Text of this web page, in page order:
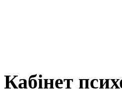
Кабінет